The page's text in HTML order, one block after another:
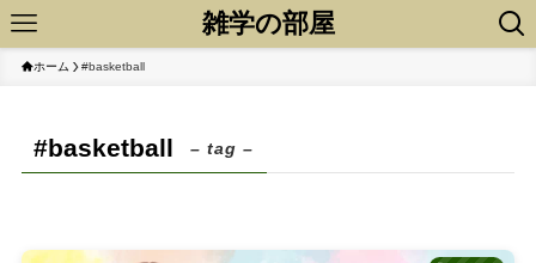
雑学の部屋
ホーム #basketball
#basketball – tag –